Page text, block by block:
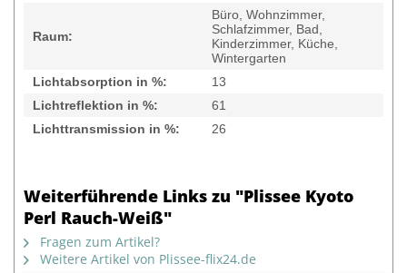
Raum:
Büro, Wohnzimmer,
Schlafzimmer, Bad,
Kinderzimmer, Küche,
Wintergarten
Lichtabsorption in %:
13
Lichtreflektion in %:
61
Lichttransmission in %:
26
Weiterführende Links zu "Plissee Kyoto
Perl Rauch-Weiß"
Fragen zum Artikel?
Weitere Artikel von Plissee-flix24.de